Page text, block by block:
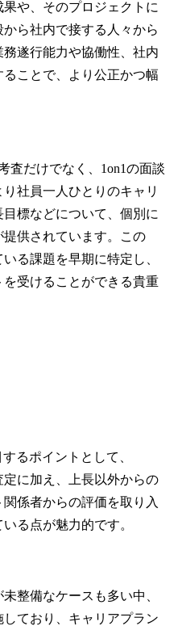
や、そのプロジェクトに
ら社内で接する人々から
遂行能力や協働性、社内
ことで、より公正かつ幅
査だけでなく、1on1の面談
社員一人ひとりのキャリ
標などについて、個別に
供されています。この
る課題を早期に特定し、
受けることができる貴重
るポイントとして、
に加え、上長以外からの
係者からの評価を取り入
る点が魅力的です。
整備なケースも多い中、
ており、キャリアプラン